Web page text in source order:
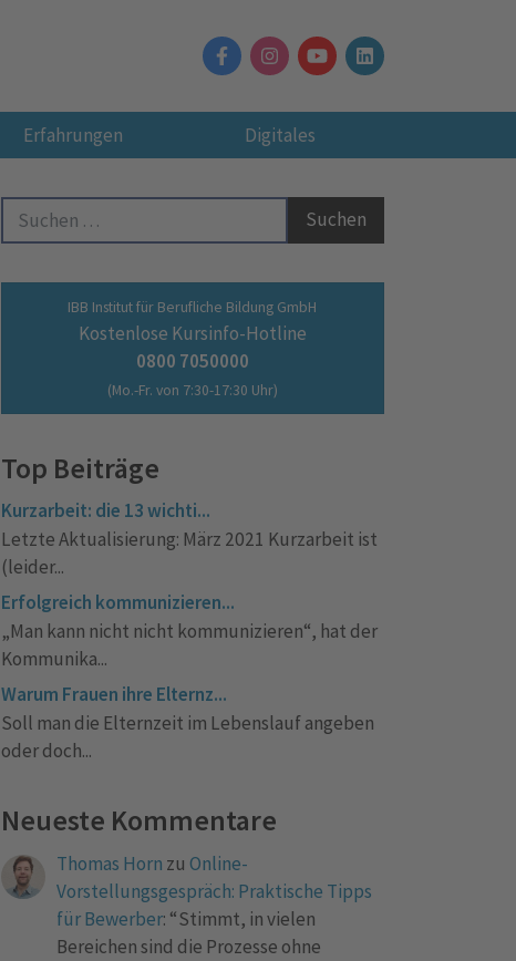
Erfahrungen Digitales
IBB Institut für Berufliche Bildung GmbH
Kostenlose Kursinfo-Hotline
0800 7050000
(Mo.-Fr. von 7:30-17:30 Uhr)
Top Beiträge
Kurzarbeit: die 13 wichti...
Letzte Aktualisierung: März 2021 Kurzarbeit ist
(leider...
Erfolgreich kommunizieren...
„Man kann nicht nicht kommunizieren“, hat der
Kommunika...
Warum Frauen ihre Elternz...
Soll man die Elternzeit im Lebenslauf angeben
oder doch...
Neueste Kommentare
Thomas Horn zu Online-
Vorstellungsgespräch: Praktische Tipps
für Bewerber: “Stimmt, in vielen
Bereichen sind die Prozesse ohne